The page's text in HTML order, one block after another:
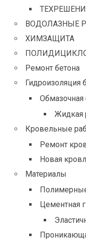
ВОДОЛАЗНЫЕ
ХИМЗАЩИТА
Ремонт бетона
Гидроизоляция
Обмазочная
Жидкая
Кровельные
Ремонт
Новая
Материалы
Цементная